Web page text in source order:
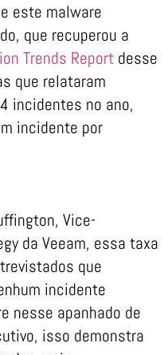
este malware
que recuperou a
Trends Report desse
que relataram
incidentes no ano,
incidente por
Vice-
da Veeam, essa taxa
que
incidente
nesse apanhado de
isso demonstra